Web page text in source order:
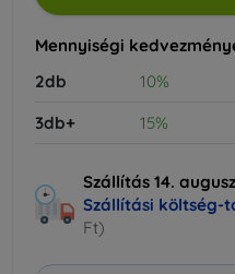
Mennyiségi
2db
10%
3db+
15%
Szállítás 14.
Szállítási költség-
Ft)